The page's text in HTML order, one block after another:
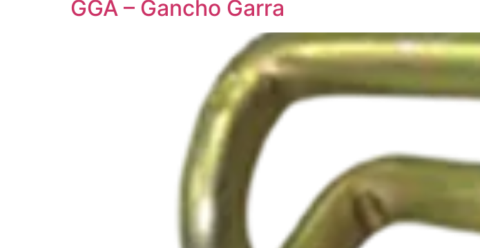
GGA – Gancho Garra